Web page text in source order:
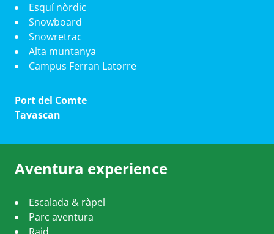
Esquí nòrdic
Snowboard
Snowretrac
Alta muntanya
Campus Ferran Latorre
Port del Comte
Tavascan
Aventura experience
Escalada & ràpel
Parc aventura